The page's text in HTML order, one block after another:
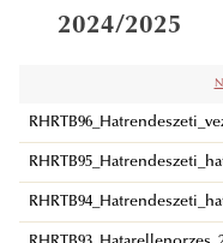
2024/2025